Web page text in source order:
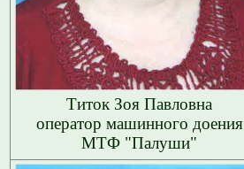
Титок Зоя Павловна
оператор машинного доения
МТФ "Палуши"